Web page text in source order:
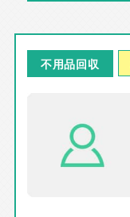
不用品回収